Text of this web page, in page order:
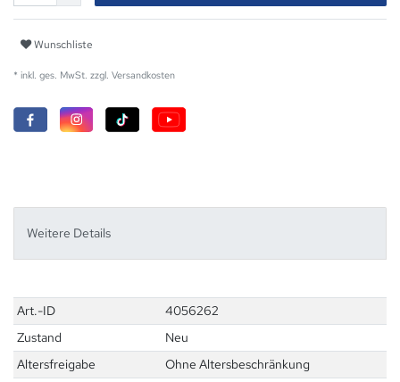
Wunschliste
* inkl. ges. MwSt. zzgl. Versandkosten
Weitere Details
Technisches
Merkmal
Wert
Art.-ID
4056262
Zustand
Neu
Altersfreigabe
Ohne Altersbeschränkung